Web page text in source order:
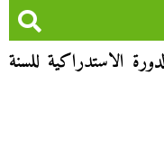
الاستدراكية للسنة